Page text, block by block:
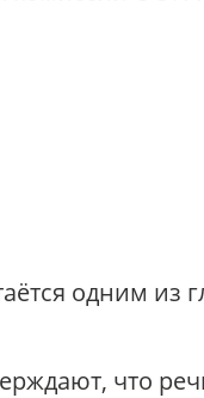
одним из
что